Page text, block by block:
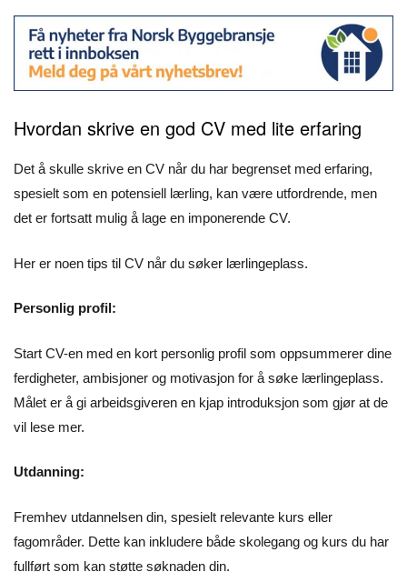
Hvordan skrive en god CV med lite erfaring
Det å skulle skrive en CV når du har begrenset med erfaring,
spesielt som en potensiell lærling, kan være utfordrende, men
det er fortsatt mulig å lage en imponerende CV.
Her er noen tips til CV når du søker lærlingeplass.
Personlig profil:
Start CV-en med en kort personlig profil som oppsummerer dine
ferdigheter, ambisjoner og motivasjon for å søke lærlingeplass.
Målet er å gi arbeidsgiveren en kjap introduksjon som gjør at de
vil lese mer.
Utdanning:
Fremhev utdannelsen din, spesielt relevante kurs eller
fagområder. Dette kan inkludere både skolegang og kurs du har
fullført som kan støtte søknaden din.